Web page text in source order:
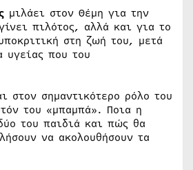
μιλάει στον Θέμη για την
πιλότος, αλλά και για το
στη ζωή του, μετά
υγείας που του
στον σημαντικότερο ρόλο του
του «μπαμπά». Ποια η
του παιδιά και πώς θα
να ακολουθήσουν τα